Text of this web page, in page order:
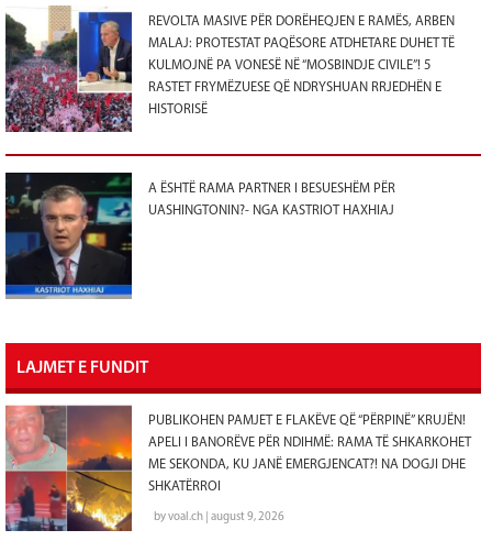
REVOLTA MASIVE PËR DORËHEQJEN E RAMËS, ARBEN
MALAJ: PROTESTAT PAQËSORE ATDHETARE DUHET TË
KULMOJNË PA VONESË NË “MOSBINDJE CIVILE”! 5
RASTET FRYMËZUESE QË NDRYSHUAN RRJEDHËN E
HISTORISË
A ËSHTË RAMA PARTNER I BESUESHËM PËR
UASHINGTONIN?- NGA KASTRIOT HAXHIAJ
LAJMET E FUNDIT
PUBLIKOHEN PAMJET E FLAKËVE QË “PËRPINË” KRUJËN!
APELI I BANORËVE PËR NDIHMË: RAMA TË SHKARKOHET
ME SEKONDA, KU JANË EMERGJENCAT?! NA DOGJI DHE
SHKATËRROI
by voal.ch | august 9, 2026